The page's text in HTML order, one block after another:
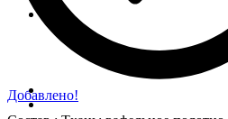
Добавлено!